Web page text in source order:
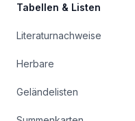
Tabellen & Listen
Literaturnachweise
Herbare
Geländelisten